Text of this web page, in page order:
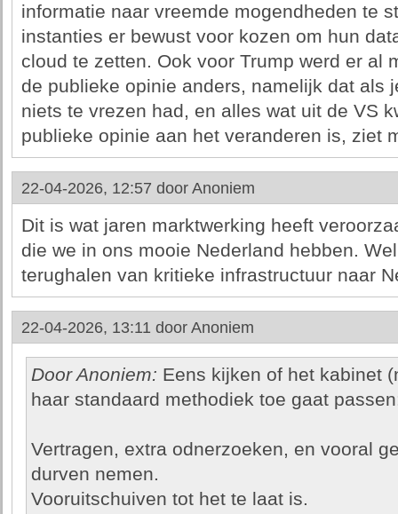
informatie naar vreemde mogendheden te
instanties er bewust voor kozen om hun
cloud te zetten. Ook voor Trump werd er al
de publieke opinie anders, namelijk dat als
niets te vrezen had, en alles wat uit de VS
publieke opinie aan het veranderen is, ziet
22-04-2026, 12:57 door Anoniem
Dit is wat jaren marktwerking heeft
die we in ons mooie Nederland hebben.
terughalen van kritieke infrastructuur naar
22-04-2026, 13:11 door Anoniem
Door Anoniem: Eens kijken of het kabinet
haar standaard methodiek toe gaat
Vertragen, extra odnerzoeken, en vooral
durven nemen.
Vooruitschuiven tot het te laat is.